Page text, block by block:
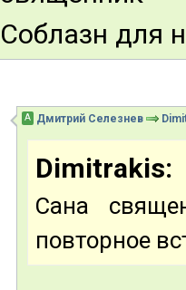
Соблазн для
А Дмитрий Селезнев
Dimitrakis:
Сана
повторное